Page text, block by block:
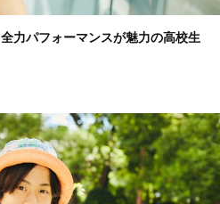
力パフォーマンスが魅力の高校生